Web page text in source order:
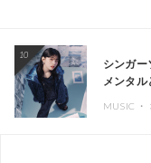
10
シンガー
メンタル
MUSIC ・